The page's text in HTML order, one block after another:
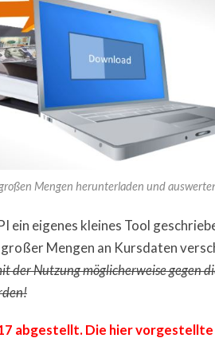
Mengen herunterladen und
ein eigenes kleines Tool
Mengen an Kursdaten
der Nutzung möglicherweise gegen
abgestellt. Die hier